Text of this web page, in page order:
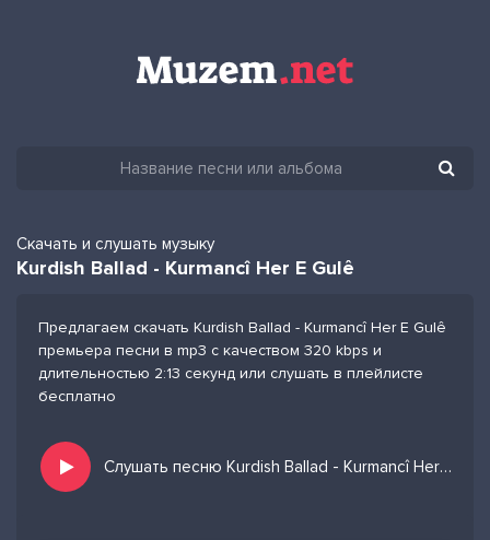
Скачать и слушать музыку
Kurdish Ballad - Kurmancî Her E Gulê
Предлагаем скачать Kurdish Ballad - Kurmancî Her E Gulê
премьера песни в mp3 с качеством 320 kbps и
длительностью 2:13 секунд или слушать в плейлисте
бесплатно
Слушать песню Kurdish Ballad - Kurmancî Her E Gulê и добавить в избранных